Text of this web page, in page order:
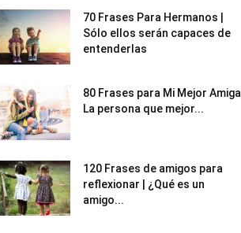
70 Frases Para Hermanos |
Sólo ellos serán capaces de
entenderlas
80 Frases para Mi Mejor Amiga |
La persona que mejor...
120 Frases de amigos para
reflexionar | ¿Qué es un
amigo...